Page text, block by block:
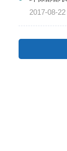
2017-08-22